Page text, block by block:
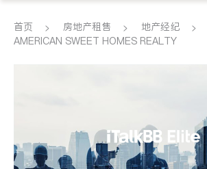
医生 律师
养老 非盈利组织
首页 房地产租售 地产经纪
AMERICAN SWEET HOMES REALTY